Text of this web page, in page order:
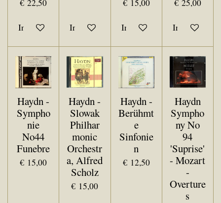
€ 22,50
In winkelwagenIn winkelwagen
€ 15,00
In winkelwagen
€ 25,00
In
Haydn -
Sympho
nie
No44
Funebre
€ 15,00
Haydn -
Slowak
Philhar
monic
Orchestr
a, Alfred
Scholz
€ 15,00
Haydn -
Berühmt
e
Sinfonie
n
€ 12,50
Haydn
Sympho
ny No
94
'Suprise'
- Mozart
-
Overture
s